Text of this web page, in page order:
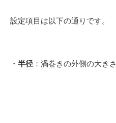
設定項目は以下の通りです。
・ 半径 ：渦巻きの外側の大きさ